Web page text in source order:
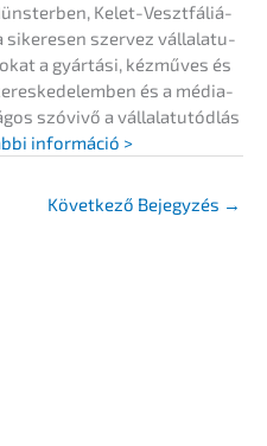
Kelet-Veszt­fá­liá­
sikere­sen szervez vállala­tu­
a gyártá­si, kézmű­ves és
és a média­
szóvi­vő a vállala­tu­tód­lás
információ >
Követ­ke­ző Bejegy­zés →